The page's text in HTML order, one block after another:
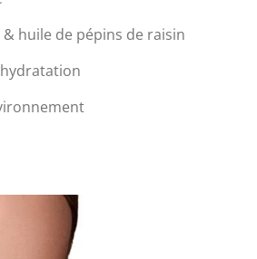
huile de pépins de raisin